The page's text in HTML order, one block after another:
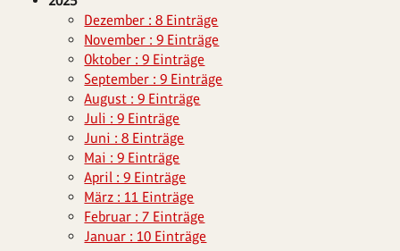
Dezember : 8 Einträge
November : 9 Einträge
Oktober : 9 Einträge
September : 9 Einträge
August : 9 Einträge
Juli : 9 Einträge
Juni : 8 Einträge
Mai : 9 Einträge
April : 9 Einträge
März : 11 Einträge
Februar : 7 Einträge
Januar : 10 Einträge